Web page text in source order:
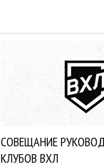
СОВЕЩАНИЕ
КЛУБОВ ВХЛ